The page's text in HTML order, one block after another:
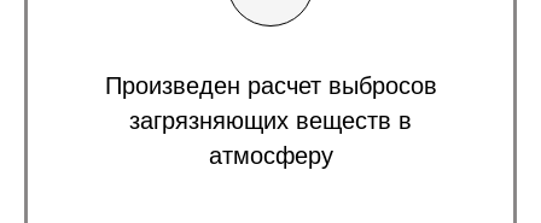
Произведен расчет выбросов
загрязняющих веществ в
атмосферу